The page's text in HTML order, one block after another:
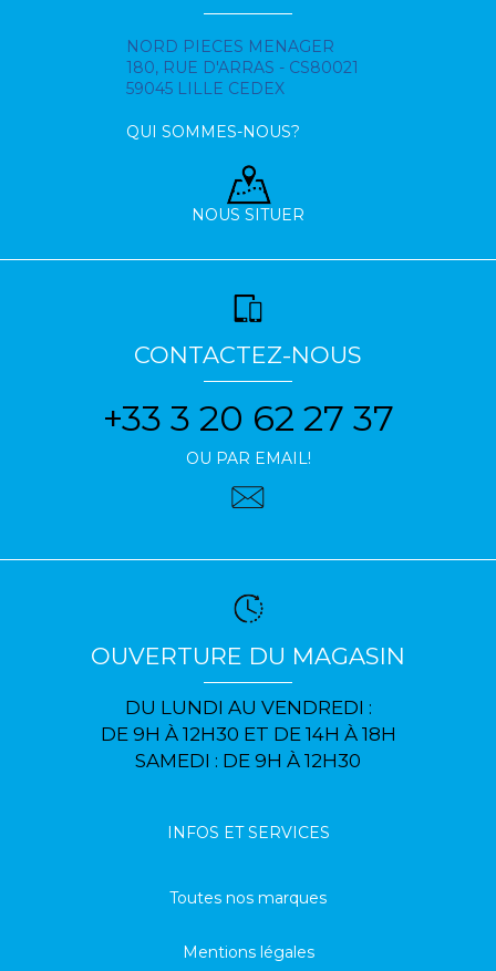
NORD PIECES MENAGER
180, RUE D'ARRAS - CS80021
59045 LILLE CEDEX
QUI SOMMES-NOUS?
NOUS SITUER
CONTACTEZ-NOUS
+33 3 20 62 27 37
OU PAR EMAIL!
OUVERTURE DU MAGASIN
DU LUNDI AU VENDREDI :
DE 9H À 12H30 ET DE 14H À 18H
SAMEDI : DE 9H À 12H30
INFOS ET SERVICES
Toutes nos marques
Mentions légales